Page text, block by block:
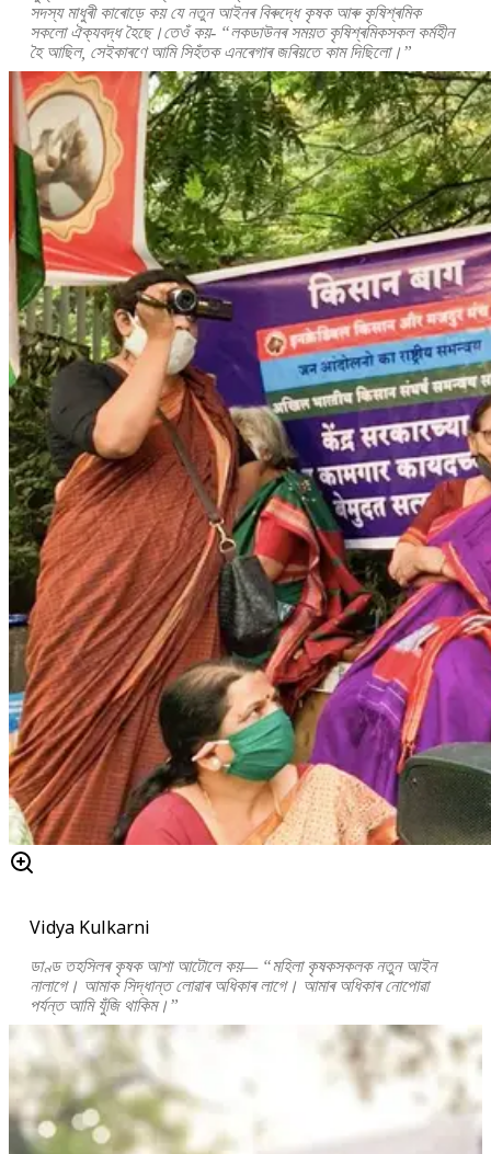
সদস্য মাধুৰী কাৰোড়ে কয় যে নতুন আইনৰ বিৰুদ্ধে কৃষক আৰু কৃষিশ্ৰমিক
সকলো ঐক্যবদ্ধ হৈছে।তেওঁ কয়- “লকডাউনৰ সময়ত কৃষিশ্ৰমিকসকল কৰ্মহীন
হৈ আছিল, সেইকাৰণে আমি সিহঁতক এনৰেগাৰ জৰিয়তে কাম দিছিলো।”
Vidya Kulkarni
ডাণ্ড তহসিলৰ কৃষক আশা আটোলে কয়— “মহিলা কৃষকসকলক নতুন আইন
নালাগে। আমাক সিদ্ধান্ত লোৱাৰ অধিকাৰ লাগে। আমাৰ অধিকাৰ নোপোৱা
পৰ্যন্ত আমি যুঁজি থাকিম।”